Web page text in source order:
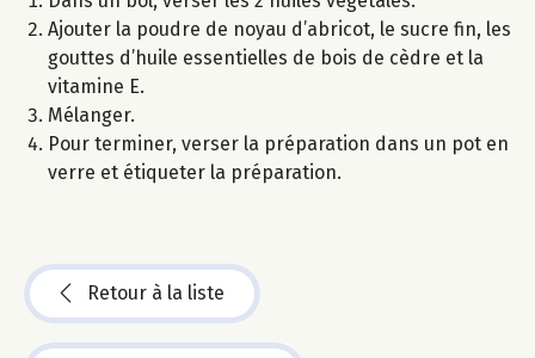
Ajouter la poudre de noyau d’abricot, le sucre fin, les
gouttes d’huile essentielles de bois de cèdre et la
vitamine E.
Mélanger.
Pour terminer, verser la préparation dans un pot en
verre et étiqueter la préparation.
Retour à la liste